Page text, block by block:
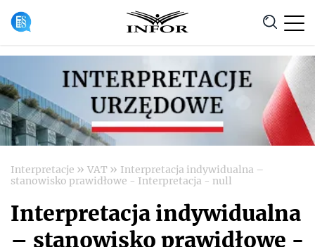
Anuluj
Interpretacje » VAT » Interpretacja indywidualna –
stanowisko prawidłowe - Interpretacja - null
Interpretacja indywidualna
– stanowisko prawidłowe -